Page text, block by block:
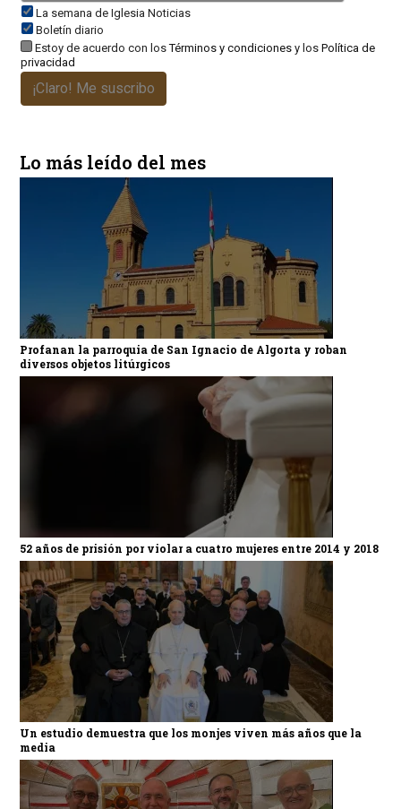
La semana de Iglesia Noticias
Boletín diario
Estoy de acuerdo con losTérminos y condicionesy los Política de
privacidad
¡Claro! Me suscribo
Lo más leído del mes
Profanan la parroquia de San Ignacio de Algorta y roban
diversos objetos litúrgicos
52 años de prisión por violar a cuatro mujeres entre 2014 y 2018
Un estudio demuestra que los monjes viven más años que la
media